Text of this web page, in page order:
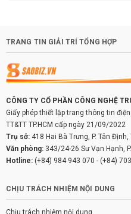
TRANG TIN GIẢI TRÍ TỔNG HỢP
CÔNG TY CỔ PHẦN CÔNG NGHỆ
Giấy phép thiết lập trang thông tin
TT&TT TP.HCM cấp ngày 21/09/2022
Trụ sở: 418 Hai Bà Trưng, P. Tân Định,
Văn phòng: 343/24-26 Sư Vạn Hạnh,
Hotline: (+84) 984 943 070 - (+84)
CHỊU TRÁCH NHIỆM NỘI DUNG
Chịu trách nhiệm nội dung